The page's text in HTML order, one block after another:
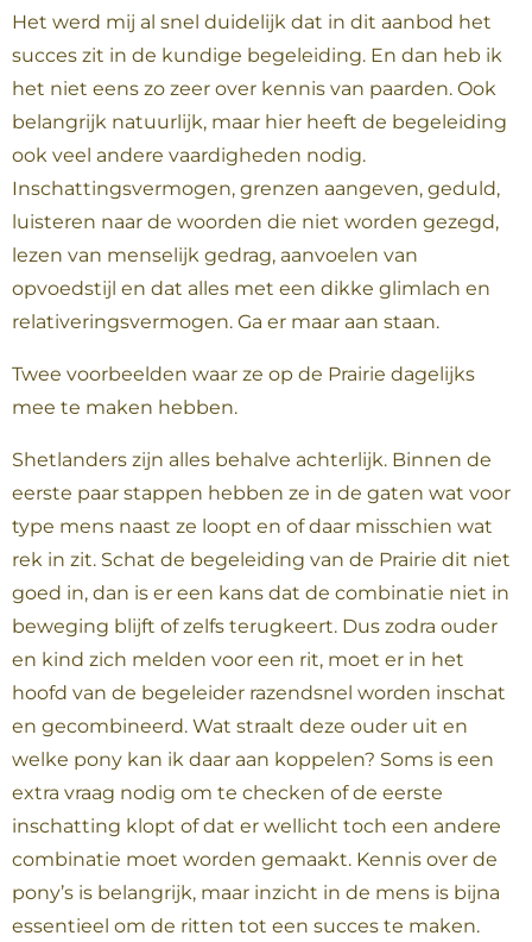
Het werd mij al snel duidelijk dat in dit aanbod het
succes zit in de kundige begeleiding. En dan heb ik
het niet eens zo zeer over kennis van paarden. Ook
belangrijk natuurlijk, maar hier heeft de begeleiding
ook veel andere vaardigheden nodig.
Inschattingsvermogen, grenzen aangeven, geduld,
luisteren naar de woorden die niet worden gezegd,
lezen van menselijk gedrag, aanvoelen van
opvoedstijl en dat alles met een dikke glimlach en
relativeringsvermogen. Ga er maar aan staan.
Twee voorbeelden waar ze op de Prairie dagelijks
mee te maken hebben.
Shetlanders zijn alles behalve achterlijk. Binnen de
eerste paar stappen hebben ze in de gaten wat voor
type mens naast ze loopt en of daar misschien wat
rek in zit. Schat de begeleiding van de Prairie dit niet
goed in, dan is er een kans dat de combinatie niet in
beweging blijft of zelfs terugkeert. Dus zodra ouder
en kind zich melden voor een rit, moet er in het
hoofd van de begeleider razendsnel worden inschat
en gecombineerd. Wat straalt deze ouder uit en
welke pony kan ik daar aan koppelen? Soms is een
extra vraag nodig om te checken of de eerste
inschatting klopt of dat er wellicht toch een andere
combinatie moet worden gemaakt. Kennis over de
pony’s is belangrijk, maar inzicht in de mens is bijna
essentieel om de ritten tot een succes te maken.